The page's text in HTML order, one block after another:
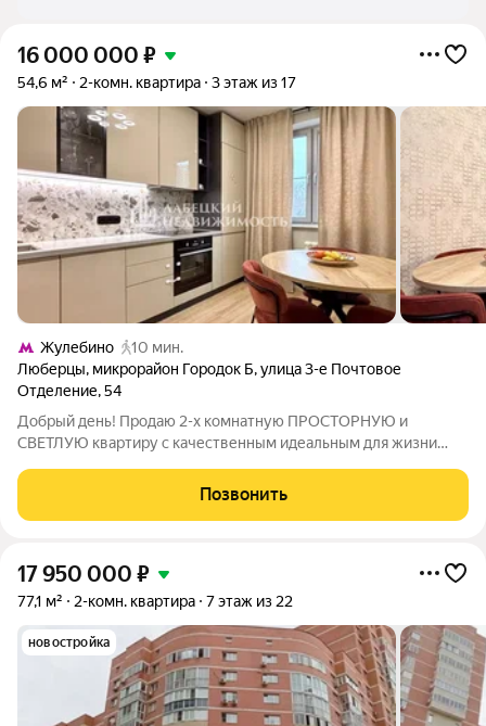
16 000 000 ₽
54,6 м² 2-комн. квартира 3 этаж из 17
Жулебино
10 мин.
Люберцы, микрорайон Городок Б,улица 3-е Почтовое
Отделение,54
Добрый день! Продаю 2-х комнатную ПРОСТОРНУЮ и
СВЕТЛУЮ квартиру с качественным идеальным для жизни
действительности. ПPO ДOКУMЕНTЫ: 1 взрослый
собственник, ДКП более 5 лет, прописанных нет. УKАЖЕМ
Позвонить
17 950 000 ₽
77,1 м² 2-комн. квартира 7 этаж из 22
новостройка